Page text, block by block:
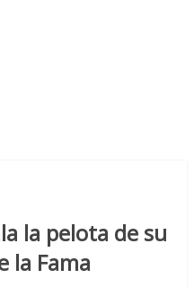
la pelota de su
la Fama